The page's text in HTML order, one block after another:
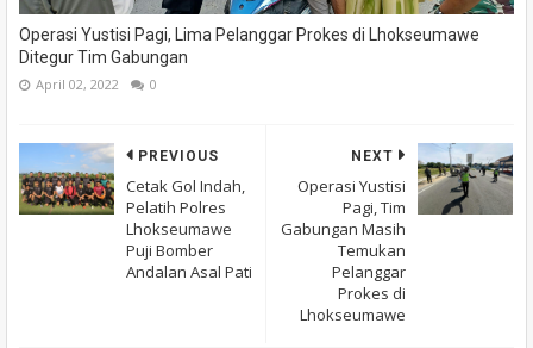
Operasi Yustisi Pagi, Lima Pelanggar Prokes di Lhokseumawe
Ditegur Tim Gabungan
April 02, 2022 0
NEXT
Operasi Yustisi
Pagi, Tim
Gabungan Masih
Temukan
Pelanggar
Prokes di
Lhokseumawe
PREVIOUS
Cetak Gol Indah,
Pelatih Polres
Lhokseumawe
Puji Bomber
Andalan Asal Pati